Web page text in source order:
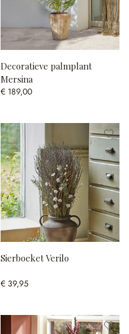
Decoratieve palmplant
Mersina
€ 189,00
Sierboeket Verilo
€ 39,95